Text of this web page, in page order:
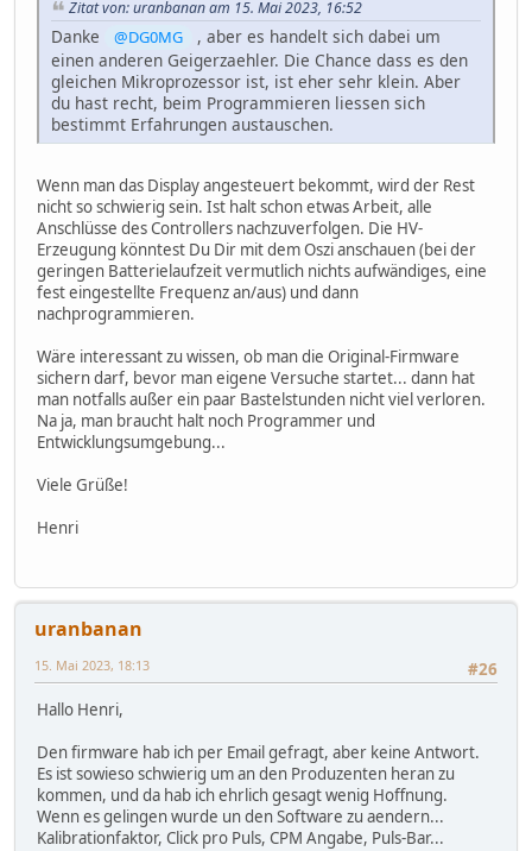
Zitat von: uranbanan am 15. Mai 2023, 16:52
Danke @DG0MG
, aber es handelt sich dabei um
einen anderen Geigerzaehler. Die Chance dass es den
gleichen Mikroprozessor ist, ist eher sehr klein. Aber
du hast recht, beim Programmieren liessen sich
bestimmt Erfahrungen austauschen.
Wenn man das Display angesteuert bekommt, wird der Rest
nicht so schwierig sein. Ist halt schon etwas Arbeit, alle
Anschlüsse des Controllers nachzuverfolgen. Die HV-
Erzeugung könntest Du Dir mit dem Oszi anschauen (bei der
geringen Batterielaufzeit vermutlich nichts aufwändiges, eine
fest eingestellte Frequenz an/aus) und dann
nachprogrammieren.
Wäre interessant zu wissen, ob man die Original-Firmware
sichern darf, bevor man eigene Versuche startet... dann hat
man notfalls außer ein paar Bastelstunden nicht viel verloren.
Na ja, man braucht halt noch Programmer und
Entwicklungsumgebung...
Viele Grüße!
Henri
uranbanan
#26
15. Mai 2023, 18:13
Hallo Henri,
Den firmware hab ich per Email gefragt, aber keine Antwort.
Es ist sowieso schwierig um an den Produzenten heran zu
kommen, und da hab ich ehrlich gesagt wenig Hoffnung.
Wenn es gelingen wurde un den Software zu aendern...
Kalibrationfaktor, Click pro Puls, CPM Angabe, Puls-Bar...